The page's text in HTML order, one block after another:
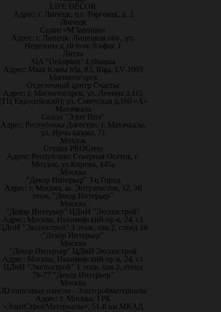
LIFE DÉCOR
Адрес: г. Липецк, пл. Торговая, д. 2
Липецк
Салон «M`Interiors»
Адрес: г. Липецк, Липецкая обл., ул.
Неделина д.10 пом. 8 офис 1
Литва
SIA "Dekoplast" Lithuania
Адрес: Mazā Krasta iela, 83, Rīga, LV-1003
Магнитогорск
Отделочный центр Счастье
Адрес: г. Магнитогорск, ул. Ленина д.115
Европейский); ул. Советская д.160 «А»
Махачкала
Салон "Элит Пол"
Адрес: Республика Дагестан, г. Махачкала,
ул. Ирчи казака, 71
Моздок
Студия PROGress
Адрес: Республике Северная Осетия, г.
Моздок, ул.Кирова, 145а
Москва
"Декор Интерьер" Тц Город
Адрес: г. Москва, ш. Энтузиастов, 12, 3й
этаж, "Декор Интерьер"
Москва
"Декор Интерьер" ЦДиИ "Экспострой"
Адрес: Москва, Нахимовский пр-к, 24, с1
"Экспострой" 1 этаж, пав.2, стенд 10
"Декор Интерьер"
Москва
"Декор Интерьер" ЦДиИ Экспострой
Адрес: Москва, Нахимовский пр-к, 24, с1
ЦДиИ "Экспострой" 1 этаж, пав.3, стенд
76-77 "Декор Интерьер"
Москва
3D гипсовые панели - Элитсройматериалы
Адрес: г. Москва, ТРК
«ЭлитСтройМатериалы», 51-й км МКАД